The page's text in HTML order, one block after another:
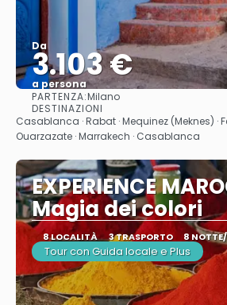
Da
3.103 €
a persona
PARTENZA:Milano
DESTINAZIONI
Casablanca · Rabat · Mequinez (Meknes) ·
Ouarzazate · Marrakech · Casablanca
EXPERIENCE
Magia dei colori
8 LOCALITÀ 3 TRASPORTO 8
Tour con Guida locale e Plus